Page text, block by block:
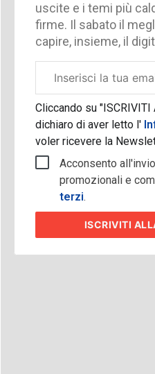
uscite e i temi più
firme. Il sabato il
capire, insieme, il
aziendale
Cliccando su "ISCRIVITI
dichiaro di aver letto l'
voler ricevere la
Acconsento
promozionali e
terzi.
ISCRIVITI